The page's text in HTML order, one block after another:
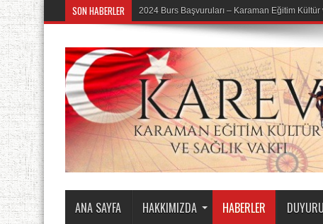
SON HABERLER KAREV 2. OLAĞAN GENEL KURULU YAPILDI
ANA SAYFA HAKKIMIZDA HABERLER